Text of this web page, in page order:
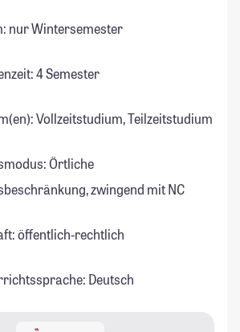
nur Wintersemester
4 Semester
Vollzeitstudium, Teilzeitstudium
Örtliche
zwingend mit NC
öffentlich-rechtlich
Deutsch